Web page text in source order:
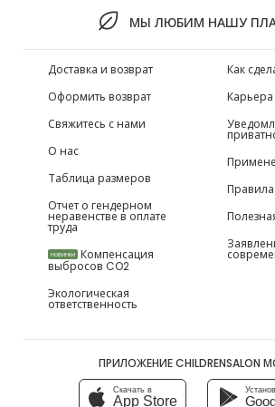
МЫ ЛЮБИМ НАШУ
Доставка и возврат
Оформить возврат
Свяжитесь с нами
О нас
Таблица размеров
Отчет о гендерном
неравенстве в оплате
труда
НОВИНКИ Компенсация
выбросов CO2
Экологическая
ответственность
Как
Карьера
Правила
ПРИЛОЖЕНИЕ CHILDRENSALON
Скачать в
App Store